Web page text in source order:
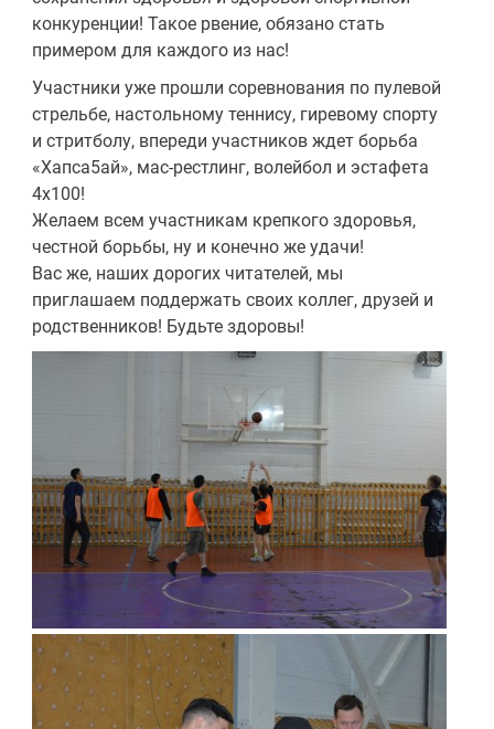
конкуренции! Такое рвение, обязано стать
примером для каждого из нас!
Участники уже прошли соревнования по пулевой
стрельбе, настольному теннису, гиревому спорту
и стритболу, впереди участников ждет борьба
«Хапса5ай», мас-рестлинг, волейбол и эстафета
4х100!
Желаем всем участникам крепкого здоровья,
честной борьбы, ну и конечно же удачи!
Вас же, наших дорогих читателей, мы
приглашаем поддержать своих коллег, друзей и
родственников! Будьте здоровы!